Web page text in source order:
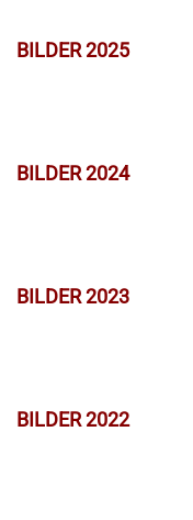
BILDER 2025
BILDER 2024
BILDER 2023
BILDER 2022